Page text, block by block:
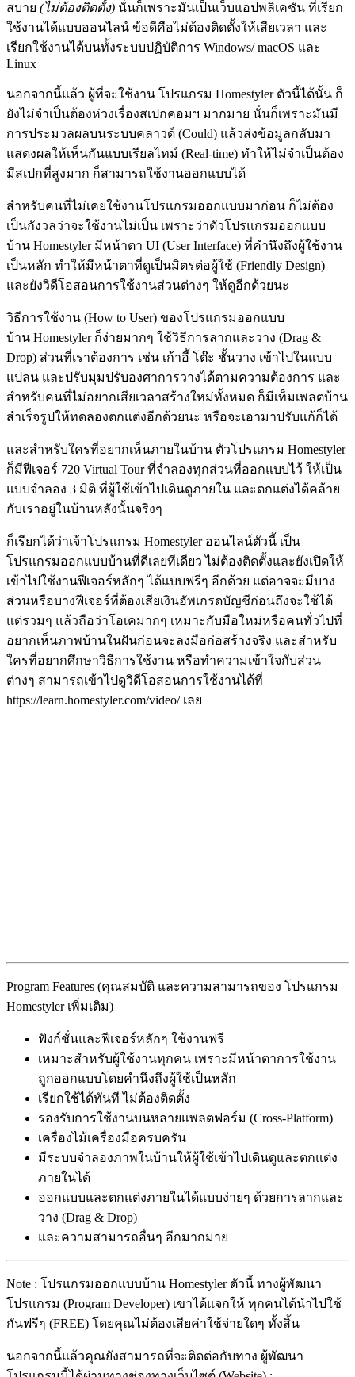
สบาย (ไม่ต้องติดตั้ง) นั่นก็เพราะมันเป็นเว็บแอปพลิเคชัน ที่เรียก
ใช้งานได้แบบออนไลน์ ข้อดีคือไม่ต้องติดตั้งให้เสียเวลา และ
เรียกใช้งานได้บนทั้งระบบปฏิบัติการ Windows/ macOS และ
Linux
นอกจากนี้แล้ว ผู้ที่จะใช้งาน โปรแกรม Homestyler ตัวนี้ได้นั้น ก็
ยังไม่จำเป็นต้องห่วงเรื่องสเปกคอมฯ มากมาย นั่นก็เพราะมันมี
การประมวลผลบนระบบคลาวด์ (Could) แล้วส่งข้อมูลกลับมา
แสดงผลให้เห็นกันแบบเรียลไทม์ (Real-time) ทำให้ไม่จำเป็นต้อง
มีสเปกที่สูงมาก ก็สามารถใช้งานออกแบบได้
สำหรับคนที่ไม่เคยใช้งานโปรแกรมออกแบบมาก่อน ก็ไม่ต้อง
เป็นกังวลว่าจะใช้งานไม่เป็น เพราะว่าตัวโปรแกรมออกแบบ
บ้าน Homestyler มีหน้าตา UI (User Interface) ที่คำนึงถึงผู้ใช้งาน
เป็นหลัก ทำให้มีหน้าตาที่ดูเป็นมิตรต่อผู้ใช้ (Friendly Design)
และยังวิดีโอสอนการใช้งานส่วนต่างๆ ให้ดูอีกด้วยนะ
วิธีการใช้งาน (How to User) ของโปรแกรมออกแบบ
บ้าน Homestyler ก็ง่ายมากๆ ใช้วิธีการลากและวาง (Drag &
Drop) ส่วนที่เราต้องการ เช่น เก้าอี้ โต๊ะ ชั้นวาง เข้าไปในแบบ
แปลน และปรับมุมปรับองศาการวางได้ตามความต้องการ และ
สำหรับคนที่ไม่อยากเสียเวลาสร้างใหม่ทั้งหมด ก็มีเท็มเพลตบ้าน
สำเร็จรูปให้ทดลองตกแต่งอีกด้วยนะ หรือจะเอามาปรับแก้ก็ได้
และสำหรับใครที่อยากเห็นภายในบ้าน ตัวโปรแกรม Homestyler
ก็มีฟีเจอร์ 720 Virtual Tour ที่จำลองทุกส่วนที่ออกแบบไว้ ให้เป็น
แบบจำลอง 3 มิติ ที่ผู้ใช้เข้าไปเดินดูภายใน และตกแต่งได้คล้าย
กับเราอยู่ในบ้านหลังนั้นจริงๆ
ก็เรียกได้ว่าเจ้าโปรแกรม Homestyler ออนไลน์ตัวนี้ เป็น
โปรแกรมออกแบบบ้านที่ดีเลยทีเดียว ไม่ต้องติดตั้งและยังเปิดให้
เข้าไปใช้งานฟีเจอร์หลักๆ ได้แบบฟรีๆ อีกด้วย แต่อาจจะมีบาง
ส่วนหรือบางฟีเจอร์ที่ต้องเสียเงินอัพเกรดบัญชีก่อนถึงจะใช้ได้
แต่รวมๆ แล้วถือว่าโอเคมากๆ เหมาะกับมือใหม่หรือคนทั่วไปที่
อยากเห็นภาพบ้านในฝันก่อนจะลงมือก่อสร้างจริง และสำหรับ
ใครที่อยากศึกษาวิธีการใช้งาน หรือทำความเข้าใจกับส่วน
ต่างๆ สามารถเข้าไปดูวิดีโอสอนการใช้งานได้ที่
https://learn.homestyler.com/video/ เลย
Program Features (คุณสมบัติ และความสามารถของ โปรแกรม
Homestyler เพิ่มเติม)
ฟังก์ชั่นและฟีเจอร์หลักๆ ใช้งานฟรี
เหมาะสำหรับผู้ใช้งานทุกคน เพราะมีหน้าตาการใช้งาน
ถูกออกแบบโดยคำนึงถึงผู้ใช้เป็นหลัก
เรียกใช้ได้ทันที ไม่ต้องติดตั้ง
รองรับการใช้งานบนหลายแพลตฟอร์ม (Cross-Platform)
เครื่องไม้เครื่องมือครบครัน
มีระบบจำลองภาพในบ้านให้ผู้ใช้เข้าไปเดินดูและตกแต่ง
ภายในได้
ออกแบบและตกแต่งภายในได้แบบง่ายๆ ด้วยการลากและ
วาง (Drag & Drop)
และความสามารถอื่นๆ อีกมากมาย
Note : โปรแกรมออกแบบบ้าน Homestyler ตัวนี้ ทางผู้พัฒนา
โปรแกรม (Program Developer) เขาได้แจกให้ ทุกคนได้นำไปใช้
กันฟรีๆ (FREE) โดยคุณไม่ต้องเสียค่าใช้จ่ายใดๆ ทั้งสิ้น
นอกจากนี้แล้วคุณยังสามารถที่จะติดต่อกับทาง ผู้พัฒนา